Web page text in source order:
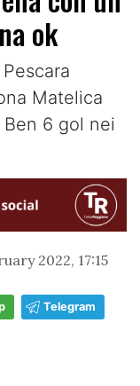
ok
Matelica
6 gol nei
2022, 17:15
Telegram